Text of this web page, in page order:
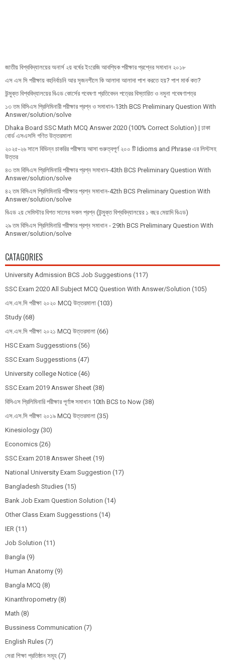
জাতীয় বিশ্ববিদ্যালয়ের অনার্স ২য় বর্ষের ইংরেজি আবশ্যিক পরীক্ষার প্রশ্নের সমাধান ২০১৮
এস এস সি পরীক্ষায় বহুনির্বাচনি আর সৃজনশীলে কি আলাদা আলাদা পাশ করতে হয়? পাশ মার্ক কত?
উন্মুক্ত বিশ্ববিদ্যালয়ের বিএড কোর্সের গবেষণা প্রতিবেদন পত্রের বিস্তারিত ও নমুনা গবেষণাপত্র
১৩ তম বিসিএস প্রি‌লি‌মিনারী পরীক্ষার প্রশ্ন ও সমাধান-13th BCS Preliminary Question With
Answer/solution/solve
Dhaka Board SSC Math MCQ Answer 2020 (100% Correct Solution) | ঢাকা
বোর্ড এসএসসি গণিত উত্তরমালা
২০২৫-২৬ সালে বিভিন্ন চাকরির পরীক্ষায় আসা গুরুত্বপূর্ণ ২০০ টি Idioms and Phrase এর লিস্টসহ
উত্তর
৪৩ তম বিসিএস প্রিলিমিনারি পরীক্ষার প্রশ্ন সমাধান-43th BCS Preliminary Question With
Answer/solution/solve
৪২ তম বিসিএস প্রিলিমিনারি পরীক্ষার প্রশ্ন সমাধান-42th BCS Preliminary Question With
Answer/solution/solve
বিএড ২য় সেমিস্টার বিগত সালের সকল প্রশ্ন (উন্মুক্ত বিশ্ববিদ্যালয়ের ১ বছর মেয়াদি বিএড)
২৯ তম বিসিএস প্রিলিমিনারি পরীক্ষার প্রশ্ন সমাধান - 29th BCS Preliminary Question With
Answer/solution/solve
CATAGORIES
University Admission BCS Job Suggestions (117)
SSC Exam 2020 All Subject MCQ Question With Answer/Solution (105)
এস.এস.সি পরীক্ষা ২০২০ MCQ উত্তরমালা (103)
Study (68)
এস.এস.সি পরীক্ষা ২০২১ MCQ উত্তরমালা (66)
HSC Exam Suggesstions (56)
SSC Exam Suggesstions (47)
University college Notice (46)
SSC Exam 2019 Answer Sheet (38)
বিসিএস প্রিলিমিনারি পরীক্ষার পূর্ণাঙ্গ সমাধান 10th BCS to Now (38)
এস.এস.সি পরীক্ষা ২০১৯ MCQ উত্তরমালা (35)
Kinesiology (30)
Economics (26)
SSC Exam 2018 Answer Sheet (19)
National University Exam Suggestion (17)
Bangladesh Studies (15)
Bank Job Exam Question Solution (14)
Other Class Exam Suggesstions (14)
IER (11)
Job Solution (11)
Bangla (9)
Human Anatomy (9)
Bangla MCQ (8)
Kinanthropometry (8)
Math (8)
Bussiness Communication (7)
English Rules (7)
সেরা শিক্ষা প্রতিষ্ঠান সমূহ (7)